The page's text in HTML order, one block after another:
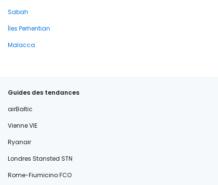
Sabah
Îles Perhentian
Malacca
Guides des tendances
airBaltic
Vienne VIE
Ryanair
Londres Stansted STN
Rome-Fiumicino FCO